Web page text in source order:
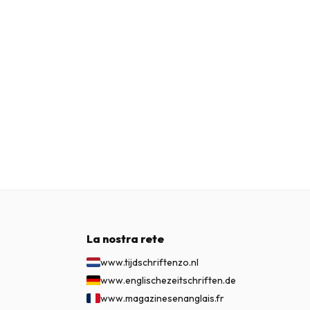
La nostra rete
www.tijdschriftenzo.nl
www.englischezeitschriften.de
www.magazinesenanglais.fr